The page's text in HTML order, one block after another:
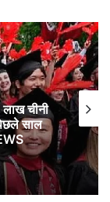
चीनी
साल